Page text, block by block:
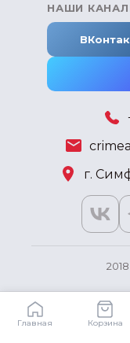
Главная Корзина
НАШИ
г.